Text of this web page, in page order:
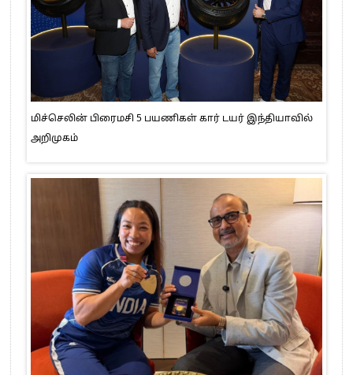
மிச்செலின் பிரைமசி 5 பயணிகள் கார் டயர் இந்தியாவில்
அறிமுகம்